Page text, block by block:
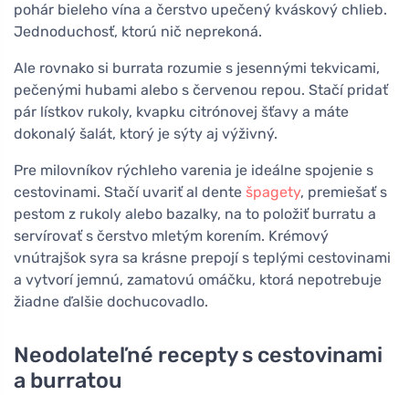
pohár bieleho vína a čerstvo upečený kváskový chlieb.
Jednoduchosť, ktorú nič neprekoná.
Ale rovnako si burrata rozumie s jesennými tekvicami,
pečenými hubami alebo s červenou repou. Stačí pridať
pár lístkov rukoly, kvapku citrónovej šťavy a máte
dokonalý šalát, ktorý je sýty aj výživný.
Pre milovníkov rýchleho varenia je ideálne spojenie s
cestovinami. Stačí uvariť al dente špagety, premiešať s
pestom z rukoly alebo bazalky, na to položiť burratu a
servírovať s čerstvo mletým korením. Krémový
vnútrajšok syra sa krásne prepojí s teplými cestovinami
a vytvorí jemnú, zamatovú omáčku, ktorá nepotrebuje
žiadne ďalšie dochucovadlo.
Neodolateľné recepty s cestovinami
a burratou